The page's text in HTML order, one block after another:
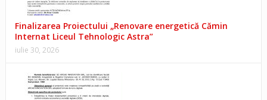
Finalizarea Proiectului „Renovare energetică Cămin
Internat Liceul Tehnologic Astra”
iulie 30, 2026